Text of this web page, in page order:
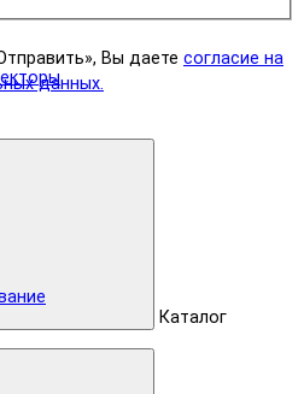
Вы даете согласие на
данных.
Каталог